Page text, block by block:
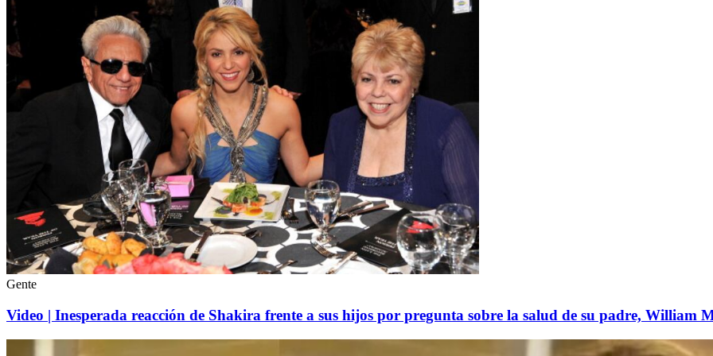
Gente
Video | Inesperada reacción de Shakira frente a sus hijos por pregunta sobre la salud de su padre, William